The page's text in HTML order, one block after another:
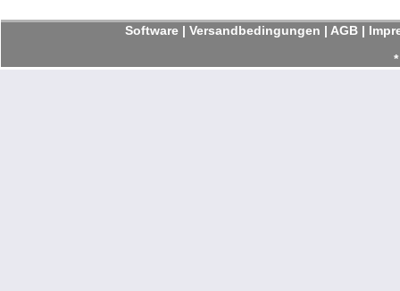
Software | Versandbedingungen | AGB |